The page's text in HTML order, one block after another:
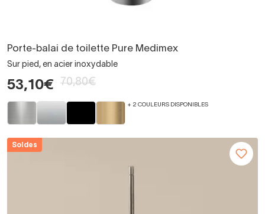
Porte-balai de toilette Pure Medimex
Sur pied, en acier inoxydable
53,10€ 70,80€
+ 2 COULEURS DISPONIBLES
Soldes